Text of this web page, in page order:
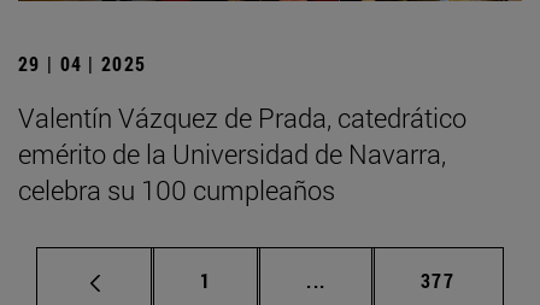
29 | 04 | 2025
Valentín Vázquez de Prada, catedrático
emérito de la Universidad de Navarra,
celebra su 100 cumpleaños
Página
1 ... Páginas intermedias
Página
377